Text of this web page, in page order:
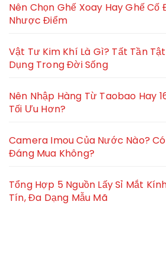
Nên Chọn Ghế Xoay Hay Ghế Cố
Nhược Điểm
Vật Tư Kim Khí Là Gì? Tất Tần
Dụng Trong Đời Sống
Nên Nhập Hàng Từ Taobao Hay
Tối Ưu Hơn?
Camera Imou Của Nước Nào?
Đáng Mua Không?
Tổng Hợp 5 Nguồn Lấy Sỉ Mắt
Tín, Đa Dạng Mẫu Mã